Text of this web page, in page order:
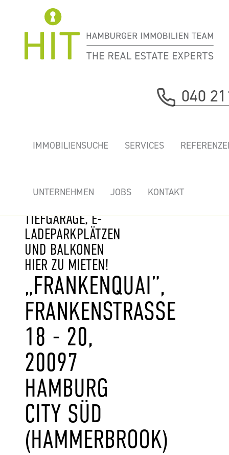
040
IMMOBILIENSUCHE SERVICES
UNTERNEHMEN JOBS KONTAKT
„FRANKENQUAI”
SCHÖNER
TIEFGARAGE, E-
LADEPARKPLÄTZEN
UND BALKONEN
HIER ZU MIETEN!
„FRANKENQUAI”,
FRANKENSTRASSE 1
8 - 20, 2
0097 H
AMBURG C
ITY SÜD (
HAMMERBROOK)